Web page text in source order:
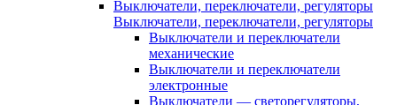
Выключатели, переключатели, регуляторы
Выключатели, переключатели, регуляторы
Выключатели и переключатели
механические
Выключатели и переключатели
электронные
Выключатели — светорегуляторы,